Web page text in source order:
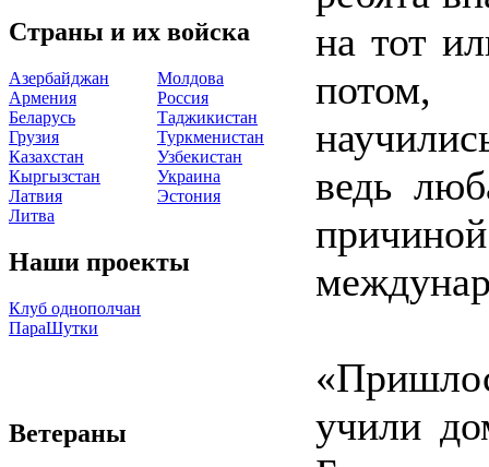
Страны и их войска
Азербайджан
Армения
Беларусь
Грузия
Казахстан
Кыргызстан
Латвия
Литва
Молдова
Россия
Таджикистан
Туркменистан
Узбекистан
Украина
Эстония
Наши проекты
Клуб однополчан
ПараШутки
Ветераны
на тот
потом,
ведь
учили